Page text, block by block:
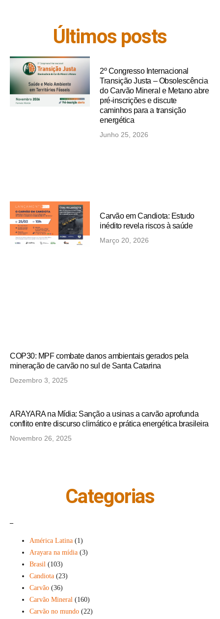
Últimos posts
2º Congresso Internacional
Transição Justa – Obsolescência
do Carvão Mineral e Metano abre
pré-inscrições e discute
caminhos para a transição
energética
Junho 25, 2026
Carvão em Candiota: Estudo
inédito revela riscos à saúde
Março 20, 2026
COP30: MPF combate danos ambientais gerados pela
mineração de carvão no sul de Santa Catarina
Dezembro 3, 2025
ARAYARA na Mídia: Sanção a usinas a carvão aprofunda
conflito entre discurso climático e prática energética brasileira
Novembro 26, 2025
Categorias
América Latina (1)
Arayara na mídia (3)
Brasil (103)
Candiota (23)
Carvão (36)
Carvão Mineral (160)
Carvão no mundo (22)